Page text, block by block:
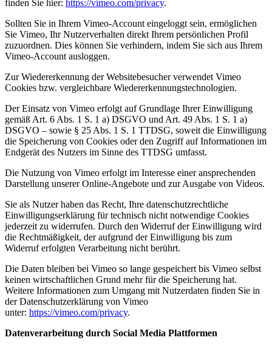
finden Sie hier: https://vimeo.com/privacy.
Sollten Sie in Ihrem Vimeo-Account eingeloggt sein, ermöglichen
Sie Vimeo, Ihr Nutzerverhalten direkt Ihrem persönlichen Profil
zuzuordnen. Dies können Sie verhindern, indem Sie sich aus Ihrem
Vimeo-Account ausloggen.
Zur Wiedererkennung der Websitebesucher verwendet Vimeo
Cookies bzw. vergleichbare Wiedererkennungstechnologien.
Der Einsatz von Vimeo erfolgt auf Grundlage Ihrer Einwilligung
gemäß Art. 6 Abs. 1 S. 1 a) DSGVO und Art. 49 Abs. 1 S. 1 a)
DSGVO – sowie § 25 Abs. 1 S. 1 TTDSG, soweit die Einwilligung
die Speicherung von Cookies oder den Zugriff auf Informationen im
Endgerät des Nutzers im Sinne des TTDSG umfasst.
Die Nutzung von Vimeo erfolgt im Interesse einer ansprechenden
Darstellung unserer Online-Angebote und zur Ausgabe von Videos.
Sie als Nutzer haben das Recht, Ihre datenschutzrechtliche
Einwilligungserklärung für technisch nicht notwendige Cookies
jederzeit zu widerrufen. Durch den Widerruf der Einwilligung wird
die Rechtmäßigkeit, der aufgrund der Einwilligung bis zum
Widerruf erfolgten Verarbeitung nicht berührt.
Die Daten bleiben bei Vimeo so lange gespeichert bis Vimeo selbst
keinen wirtschaftlichen Grund mehr für die Speicherung hat.
Weitere Informationen zum Umgang mit Nutzerdaten finden Sie in
der Datenschutzerklärung von Vimeo
unter: https://vimeo.com/privacy.
Datenverarbeitung durch Social Media Plattformen